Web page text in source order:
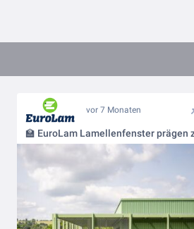
vor 7 Monaten